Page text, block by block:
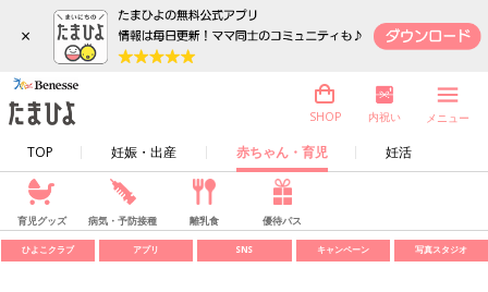
×
TOP 妊娠・出産 赤ちゃん・育児 妊活
SHOP 内祝い メニュー
育児グッズ 病気・予防接種 離乳食 優待パス
ひよこクラブ アプリ SNS キャンペーン 写真スタジオ